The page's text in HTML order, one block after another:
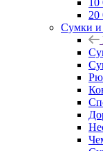
10
20
Сумки и